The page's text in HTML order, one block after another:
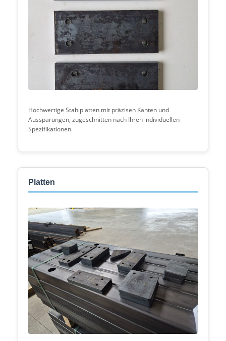
Hochwertige Stahlplatten mit präzisen Kanten und
Aussparungen, zugeschnitten nach Ihren individuellen
Spezifikationen.
Platten